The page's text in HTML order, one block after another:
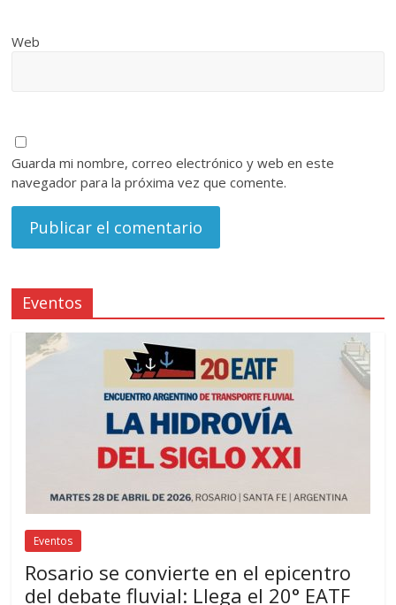
Web
Guarda mi nombre, correo electrónico y web en este
navegador para la próxima vez que comente.
Eventos
Eventos
Rosario se convierte en el epicentro
del debate fluvial: Llega el 20° EATF